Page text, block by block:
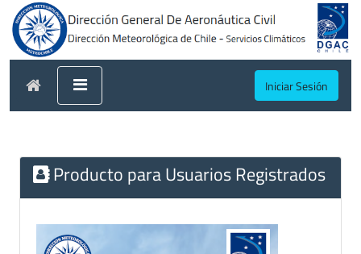
Iniciar Sesión
Producto para Usuarios Registrados